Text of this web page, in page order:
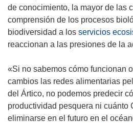
de conocimiento, la mayor de las
comprensión de los procesos
biodiversidad a los servicios
reaccionan a las presiones de la
«Si no sabemos cómo funcionan
cambios las redes alimentarias
del Ártico, no podemos predecir
productividad pesquera ni cuánto
eliminarse en el futuro en el